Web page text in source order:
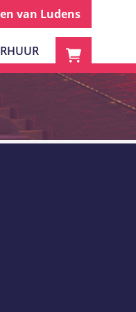
van Ludens